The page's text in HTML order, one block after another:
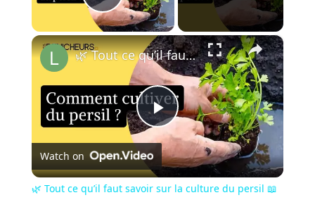
Play Video
×
Play
Video
🌿 Tout ce qu’il faut savoir sur la culture du persil 📖
Watch on
🌿 Tout ce qu’il faut savoir sur la culture du persil 📖